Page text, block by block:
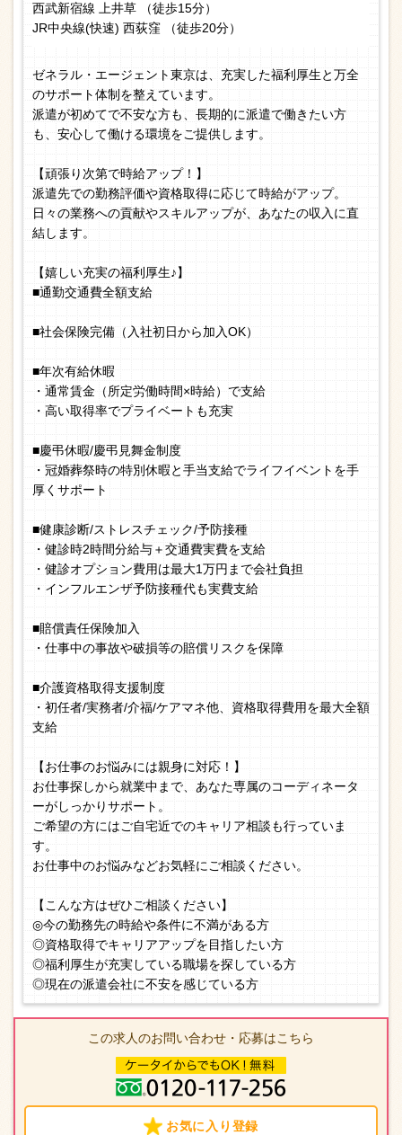
西武新宿線 上井草 （徒歩15分）
JR中央線(快速) 西荻窪 （徒歩20分）
ゼネラル・エージェント東京は、充実した福利厚生と万全
のサポート体制を整えています。
派遣が初めてで不安な方も、長期的に派遣で働きたい方
も、安心して働ける環境をご提供します。
【頑張り次第で時給アップ！】
派遣先での勤務評価や資格取得に応じて時給がアップ。
日々の業務への貢献やスキルアップが、あなたの収入に直
結します。
【嬉しい充実の福利厚生♪】
■通勤交通費全額支給
■社会保険完備（入社初日から加入OK）
■年次有給休暇
・通常賃金（所定労働時間×時給）で支給
・高い取得率でプライベートも充実
■慶弔休暇/慶弔見舞金制度
・冠婚葬祭時の特別休暇と手当支給でライフイベントを手
厚くサポート
■健康診断/ストレスチェック/予防接種
・健診時2時間分給与＋交通費実費を支給
・健診オプション費用は最大1万円まで会社負担
・インフルエンザ予防接種代も実費支給
■賠償責任保険加入
・仕事中の事故や破損等の賠償リスクを保障
■介護資格取得支援制度
・初任者/実務者/介福/ケアマネ他、資格取得費用を最大全額
支給
【お仕事のお悩みには親身に対応！】
お仕事探しから就業中まで、あなた専属のコーディネータ
ーがしっかりサポート。
ご希望の方にはご自宅近でのキャリア相談も行っていま
す。
お仕事中のお悩みなどお気軽にご相談ください。
【こんな方はぜひご相談ください】
◎今の勤務先の時給や条件に不満がある方
◎資格取得でキャリアアップを目指したい方
◎福利厚生が充実している職場を探している方
◎現在の派遣会社に不安を感じている方
この求人のお問い合わせ・応募はこちら
お気に入り登録